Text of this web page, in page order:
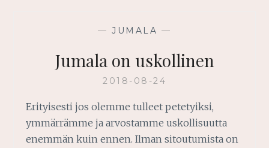
— JUMALA —
Jumala on uskollinen
2018-08-24
Erityisesti jos olemme tulleet petetyiksi,
ymmärrämme ja arvostamme uskollisuutta
enemmän kuin ennen. Ilman sitoutumista on